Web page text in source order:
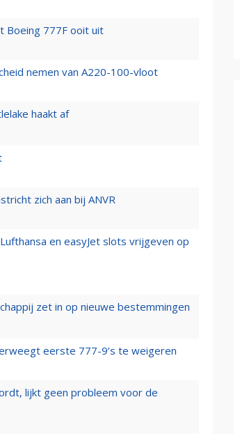
Boeing 777F ooit uit
nemen van A220-100-vloot
haakt af
zich aan bij ANVR
en easyJet slots vrijgeven op
zet in op nieuwe bestemmingen
eerste 777-9’s te weigeren
lijkt geen probleem voor de